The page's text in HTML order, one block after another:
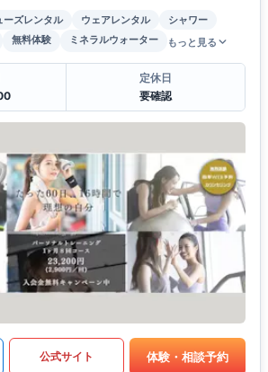
ーズレンタル ウェアレンタル
シャワー
無料体験 ミネラルウォーター もっと見る
定休日
要確認
公式サイト 体験・相談予約